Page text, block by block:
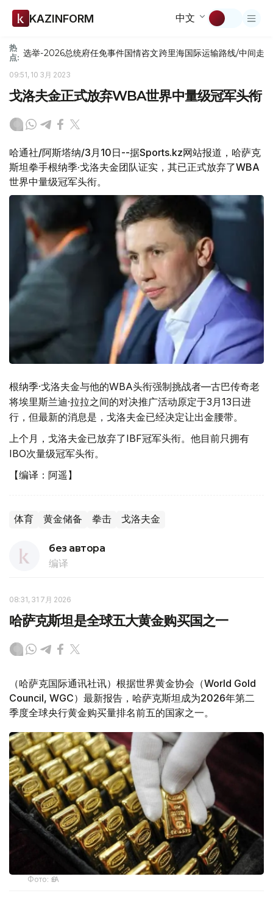
KAZINFORM 中文
热
点: 选举-2026总统府任免事件国情咨文跨里海国际运输路线/中间走廊
09:51, 10 3月 2023
戈洛夫金正式放弃WBA世界中量级冠军头衔
哈通社/阿斯塔纳/3月10日--据Sports.kz网站报道，哈萨克
斯坦拳手根纳季·戈洛夫金团队证实，其已正式放弃了WBA
世界中量级冠军头衔。
根纳季·戈洛夫金与他的WBA头衔强制挑战者—古巴传奇老
将埃里斯兰迪·拉拉之间的对决推广活动原定于3月13日进
行，但最新的消息是，戈洛夫金已经决定让出金腰带。
上个月，戈洛夫金已放弃了IBF冠军头衔。他目前只拥有
IBO次量级冠军头衔。
【编译：阿遥】
体育 黄金储备 拳击 戈洛夫金
без автора
编译
08:31, 31 7月 2026
哈萨克斯坦是全球五大黄金购买国之一
（哈萨克国际通讯社讯）根据世界黄金协会（World Gold
Council, WGC）最新报告，哈萨克斯坦成为2026年第二
季度全球央行黄金购买量排名前五的国家之一。
Фото: ӨзА